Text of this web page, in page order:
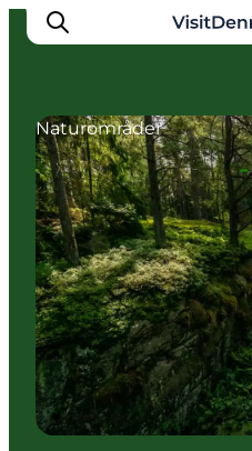
Inspiration
Destinationer
Oplevelser
Overnatning
Planlæg ferien
Naturområder